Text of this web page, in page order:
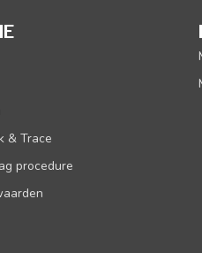
& Trace
procedure